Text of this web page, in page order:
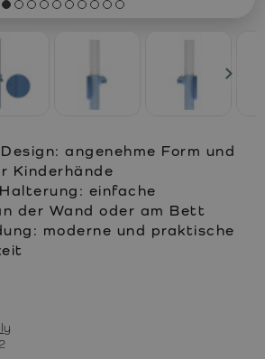
angenehme Form und
Kinderhände
einfache
der Wand oder am Bett
moderne und praktische